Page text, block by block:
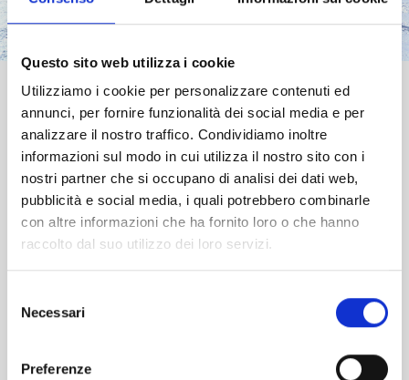
Questo sito web utilizza i cookie
Utilizziamo i cookie per personalizzare contenuti ed
annunci, per fornire funzionalità dei social media e per
analizzare il nostro traffico. Condividiamo inoltre
informazioni sul modo in cui utilizza il nostro sito con i
nostri partner che si occupano di analisi dei dati web,
pubblicità e social media, i quali potrebbero combinarle
con altre informazioni che ha fornito loro o che hanno
raccolto dal suo utilizzo dei loro servizi.
delNecessari
Preferenze
Muovere i primi passi di freestyle in
sicurezza
Ad Alleghe vi attende uno spazio in cui divertirvi
in un ambiente cool e accogliente, l’Alleghe
Baby Central Park. Uno snowpark adatto a
bambini, ragazzi e principianti che vogliono
provare i loro primi tricks in un’area attrezzata e
sicura. Facile da raggiungere, il Baby Central
di partenza della cabinovia che porta a Col dei
Baldi. Il parco è servito dalla sciovia Mariaz e offre
strutture più complesse come il “box piramide”